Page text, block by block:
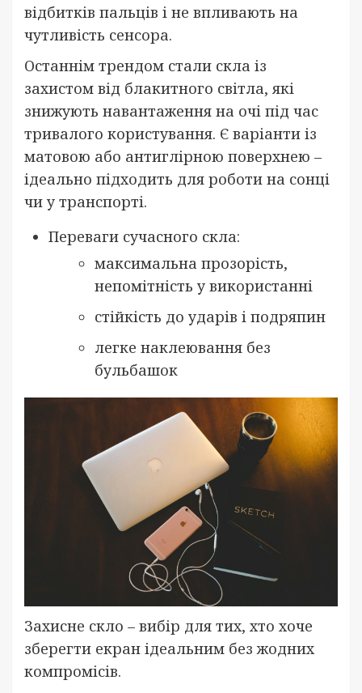
відбитків пальців і не впливають на
чутливість сенсора.
Останнім трендом стали скла із
захистом від блакитного світла, які
знижують навантаження на очі під час
тривалого користування. Є варіанти із
матовою або антиглірною поверхнею –
ідеально підходить для роботи на сонці
чи у транспорті.
Переваги сучасного скла:
максимальна прозорість,
непомітність у використанні
стійкість до ударів і подряпин
легке наклеювання без
бульбашок
Захисне скло – вибір для тих, хто хоче
зберегти екран ідеальним без жодних
компромісів.